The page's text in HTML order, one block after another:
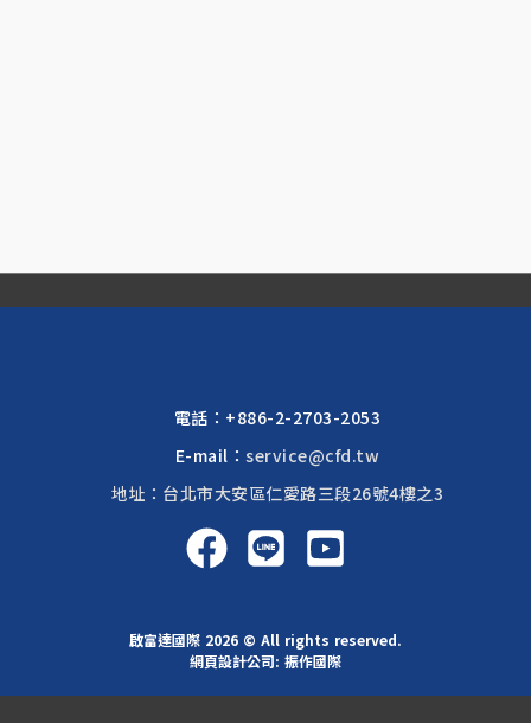
電話： +886-2-2703-2053
E-mail：service@cfd.tw
地址：台北市大安區仁愛路三段26號4樓之3
啟富達國際 2026 © All rights reserved.
網頁設計公司: 振作國際